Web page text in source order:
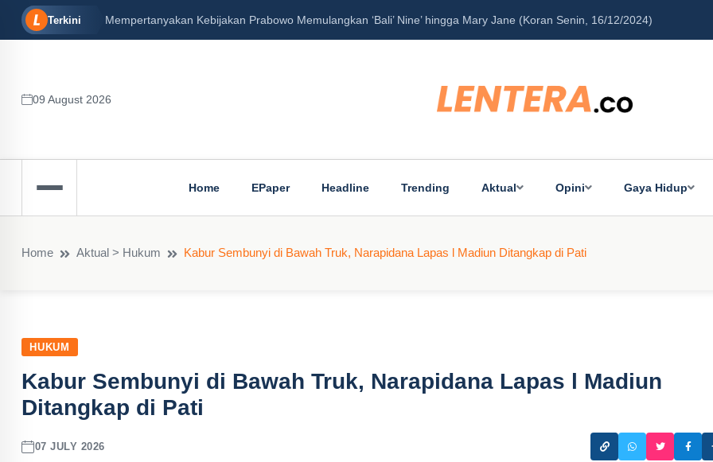
Terkini Mempertanyakan Kebijakan Prabowo Memulangkan ‘Bali’ Nine’ hingga Mary Jane (Koran Senin, 16/12/2024)
09 August 2026
Home EPaper Headline Trending Aktual Opini Gaya Hidup
Home Aktual > Hukum Kabur Sembunyi di Bawah Truk, Narapidana Lapas l Madiun Ditangkap di Pati
HUKUM
Kabur Sembunyi di Bawah Truk, Narapidana Lapas l Madiun
Ditangkap di Pati
07 JULY 2026